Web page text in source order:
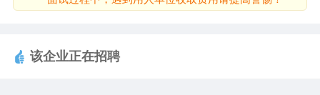
该企业正在招聘